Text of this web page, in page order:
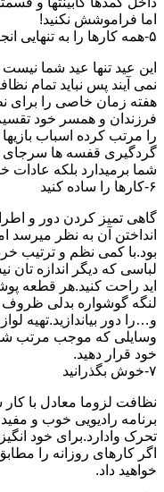
اما فراموشش نکنید!
۵-همه کارها را به تنهایی انجام ندهید
این عید تنها عید شما
نمی آیند پس نباید تمام
هفته زمان خاصی را برای
فرزندان و همسر خود
را مرتب کرده اسباب
گردگیری قفسه ها سرجای
شما برمیدارد بلکه عادات
۶-کارها را ساده کنید
گاهی تمیز کردن دور و
انداختن آن به نظر میرسد
بود.با کمی نظم و ترتیب
لباسی که دیگر اندازه
اید راحت کنید.هر قطعه
لنگه گوشواره بدلی
و…را دور بیاندازید.تهیه
وسایلی که موجب مرتب
خود قرار دهید.
۷-خوش بگذرانید
نظافت لزوما معادل با
برنامه رادیویی خوب و مفید
تحرک وادارد.برای خود
اگر کارهای روزانه را
خواهید داد.